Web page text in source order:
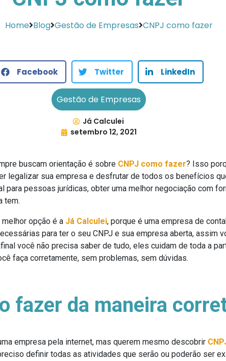
Home Blog Gestão de Empresas CNPJ como fazer
Facebook Twitter LinkedIn
Gestão de Empresas
Já Calculei
setembro 12, 2021
buscam orientação é sobre CNPJ como fazer? Isso
legalizar sua empresa e desfrutar de todos os benefícios
pessoas jurídicas, obter uma melhor negociação com
tem.
melhor opção é a Já Calculei, porque é uma empresa de
para ter o seu CNPJ e sua empresa aberta, assim
você não precisa saber de tudo, eles cuidam de toda a
faça corretamente, sem problemas, sem dúvidas.
fazer da maneira
empresa pela internet, mas querem mesmo descobrir
definir todas as atividades que serão ou poderão ser